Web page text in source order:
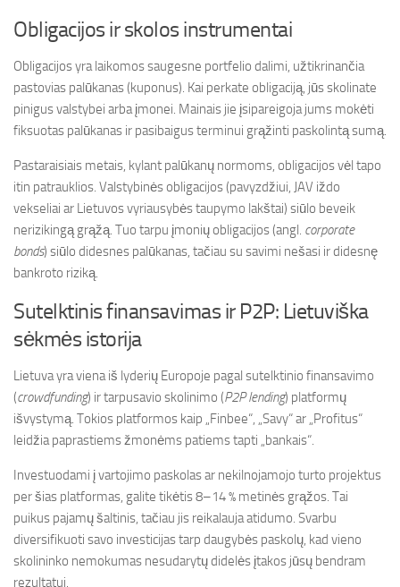
Obligacijos ir skolos instrumentai
Obligacijos yra laikomos saugesne portfelio dalimi, užtikrinančia
pastovias palūkanas (kuponus). Kai perkate obligaciją, jūs skolinate
pinigus valstybei arba įmonei. Mainais jie įsipareigoja jums mokėti
fiksuotas palūkanas ir pasibaigus terminui grąžinti paskolintą sumą.
Pastaraisiais metais, kylant palūkanų normoms, obligacijos vėl tapo
itin patrauklios. Valstybinės obligacijos (pavyzdžiui, JAV iždo
vekseliai ar Lietuvos vyriausybės taupymo lakštai) siūlo beveik
nerizikingą grąžą. Tuo tarpu įmonių obligacijos (angl. corporate
bonds) siūlo didesnes palūkanas, tačiau su savimi nešasi ir didesnę
bankroto riziką.
Sutelktinis finansavimas ir P2P: Lietuviška
sėkmės istorija
Lietuva yra viena iš lyderių Europoje pagal sutelktinio finansavimo
(crowdfunding) ir tarpusavio skolinimo (P2P lending) platformų
išvystymą. Tokios platformos kaip „Finbee“, „Savy“ ar „Profitus“
leidžia paprastiems žmonėms patiems tapti „bankais“.
Investuodami į vartojimo paskolas ar nekilnojamojo turto projektus
per šias platformas, galite tikėtis 8–14 % metinės grąžos. Tai
puikus pajamų šaltinis, tačiau jis reikalauja atidumo. Svarbu
diversifikuoti savo investicijas tarp daugybės paskolų, kad vieno
skolininko nemokumas nesudarytų didelės įtakos jūsų bendram
rezultatui.